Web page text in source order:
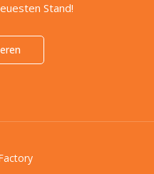
Stand!